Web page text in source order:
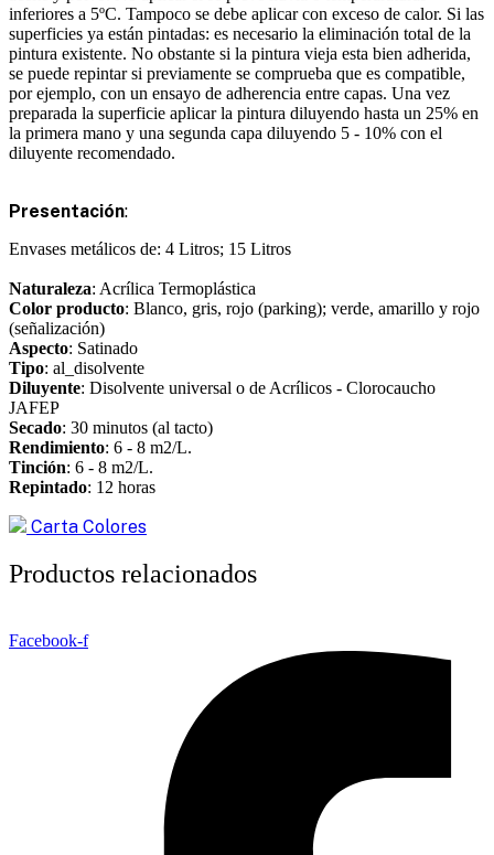
inferiores a 5ºC. Tampoco se debe aplicar con exceso de calor. Si las
superficies ya están pintadas: es necesario la eliminación total de la
pintura existente. No obstante si la pintura vieja esta bien adherida,
se puede repintar si previamente se comprueba que es compatible,
por ejemplo, con un ensayo de adherencia entre capas. Una vez
preparada la superficie aplicar la pintura diluyendo hasta un 25% en
la primera mano y una segunda capa diluyendo 5 - 10% con el
diluyente recomendado.
Presentación:
Envases metálicos de: 4 Litros; 15 Litros
Naturaleza: Acrílica Termoplástica
Color producto: Blanco, gris, rojo (parking); verde, amarillo y rojo
(señalización)
Aspecto: Satinado
Tipo: al_disolvente
Diluyente: Disolvente universal o de Acrílicos - Clorocaucho
JAFEP
Secado: 30 minutos (al tacto)
Rendimiento: 6 - 8 m2/L.
Tinción: 6 - 8 m2/L.
Repintado: 12 horas
Carta Colores
Productos relacionados
Facebook-f